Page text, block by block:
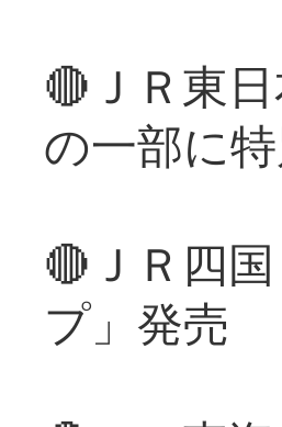
🔴ＪＲ東
の一部に
🔴ＪＲ四
プ」発売